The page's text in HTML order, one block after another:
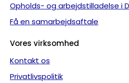
Opholds- og arbejdstilladelse i
Få en samarbejdsaftale
Vores virksomhed
Kontakt os
Privatlivspolitik